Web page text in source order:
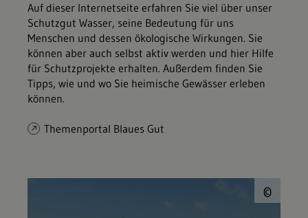
Auf dieser Internetseite erfahren Sie viel über unser
Schutzgut Wasser, seine Bedeutung für uns
Menschen und dessen ökologische Wirkungen. Sie
können aber auch selbst aktiv werden und hier Hilfe
für Schutzprojekte erhalten. Außerdem finden Sie
Tipps, wie und wo Sie heimische Gewässer erleben
können.
Themenportal Blaues Gut
©